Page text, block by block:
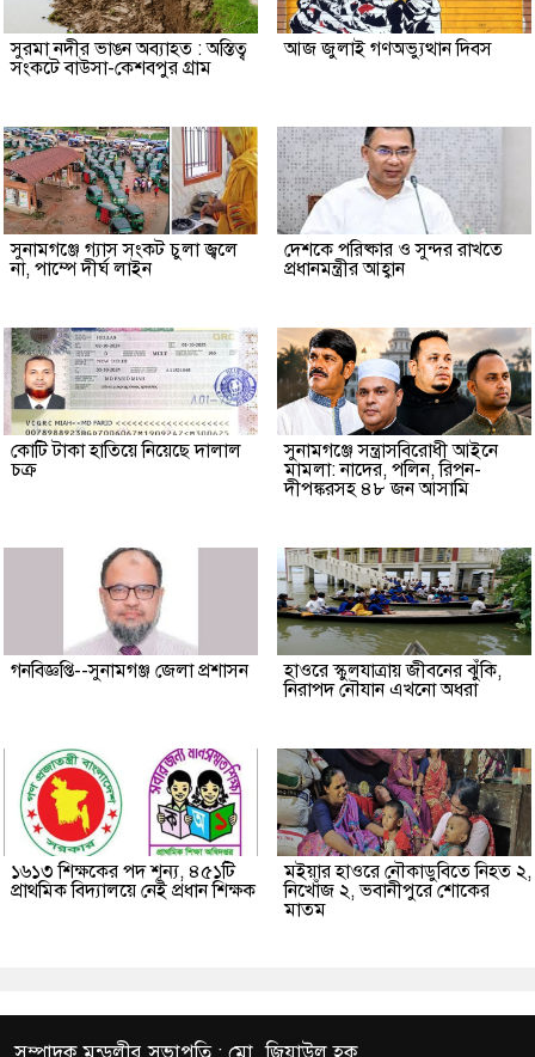
সুরমা নদীর ভাঙন অব্যাহত : অস্তিত্ব
সংকটে বাউসা-কেশবপুর গ্রাম
আজ জুলাই গণঅভ্যুত্থান দিবস
সুনামগঞ্জে গ্যাস সংকট চুলা জ্বলে
না, পাম্পে দীর্ঘ লাইন
দেশকে পরিষ্কার ও সুন্দর রাখতে
প্রধানমন্ত্রীর আহ্বান
কোটি টাকা হাতিয়ে নিয়েছে দালাল
চক্র
‎সুনামগঞ্জে সন্ত্রাসবিরোধী আইনে
মামলা: নাদের, পলিন, রিপন-
দীপঙ্করসহ ৪৮ জন আসামি
গনবিজ্ঞপ্তি--সুনামগঞ্জ জেলা প্রশাসন
হাওরে স্কুলযাত্রায় জীবনের ঝুঁকি,
নিরাপদ নৌযান এখনো অধরা
১৬১৩ শিক্ষকের পদ শূন্য, ৪৫১টি
প্রাথমিক বিদ্যালয়ে নেই প্রধান শিক্ষক
মইয়ার হাওরে নৌকাডুবিতে নিহত ২,
নিখোঁজ ২, ভবানীপুরে শোকের
মাতম